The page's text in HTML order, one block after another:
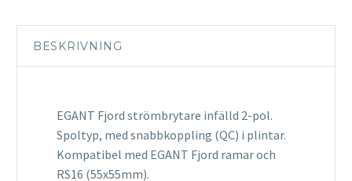
BESKRIVNING
EGANT Fjord strömbrytare infälld 2-pol.
Spoltyp, med snabbkoppling (QC) i plintar.
Kompatibel med EGANT Fjord ramar och
RS16 (55x55mm).